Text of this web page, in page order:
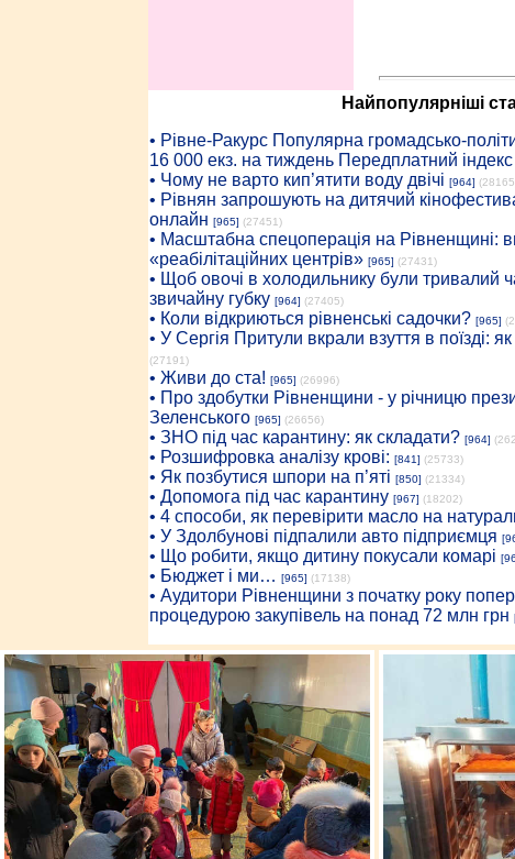
Найпопулярніші
• Рiвне-Ракурс Популярна громадсько-
16 000 екз. на тиждень Передплатний
• Чому не варто кип’ятити воду двічі [964]
• Рівнян запрошують на дитячий
онлайн [965] (27451)
• Масштабна спецоперація на Рівненщині:
«реабілітаційних центрів» [965] (27431)
• Щоб овочі в холодильнику були тривалий
звичайну губку [964] (27405)
• Коли відкриються рівненські садочки? [965]
• У Сергія Притули вкрали взуття в поїзді:
(27191)
• Живи до ста! [965] (26996)
• Про здобутки Рівненщини - у річницю
Зеленського [965] (26656)
• ЗНО під час карантину: як складати? [964]
• Розшифровка аналізу крові: [841] (25733)
• Як позбутися шпори на п’яті [850] (21334)
• Допомога під час карантину [967] (18202)
• 4 способи, як перевірити масло на
• У Здолбунові підпалили авто підприємця
• Що робити, якщо дитину покусали комарі
• Бюджет і ми… [965] (17138)
• Аудитори Рівненщини з початку року
процедурою закупівель на понад 72 млн грн